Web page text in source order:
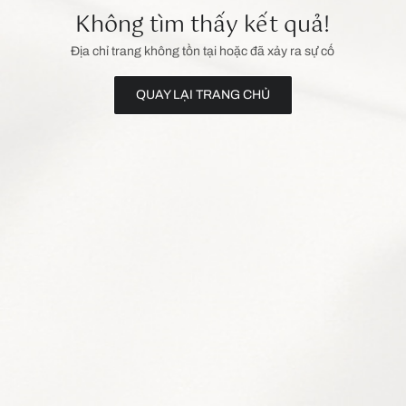
Không tìm thấy kết quả!
Địa chỉ trang không tồn tại hoặc đã xảy ra sự cố
QUAY LẠI TRANG CHỦ